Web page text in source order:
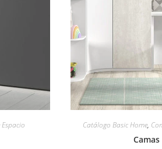
Catálogo Basic Home,